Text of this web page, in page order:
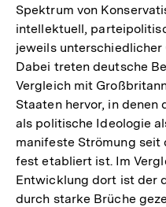
Spektrum von
intellektuell,
jeweils
Dabei treten deutsche
Vergleich mit
Staaten hervor, in denen
als politische Ideologie
manifeste Strömung seit
fest etabliert ist. Im
Entwicklung dort ist der
durch starke Brüche